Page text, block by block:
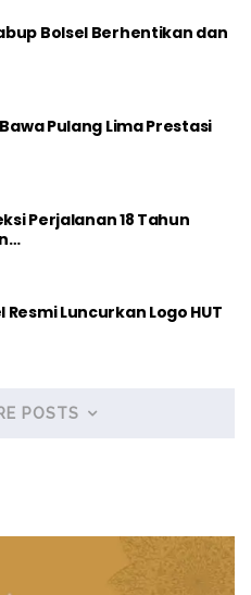
Bolsel Berhentikan dan
Pulang Lima Prestasi
Perjalanan 18 Tahun
Resmi Luncurkan Logo HUT
POSTS